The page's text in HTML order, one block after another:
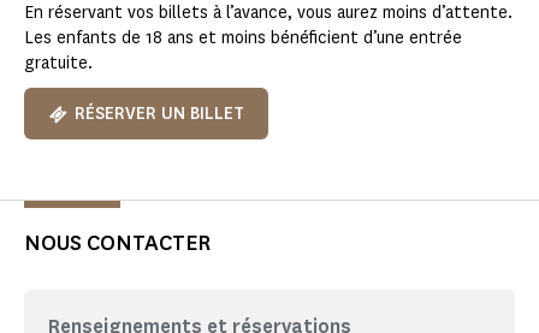
En réservant vos billets à l’avance, vous aurez moins d’attente.
Les enfants de 18 ans et moins bénéficient d’une entrée
gratuite.
RÉSERVER UN BILLET
NOUS CONTACTER
Renseignements et réservations